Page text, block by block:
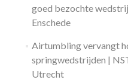
goed bezochte
Enschede
Airtumbling vervangt
springwedstrijden |
Utrecht